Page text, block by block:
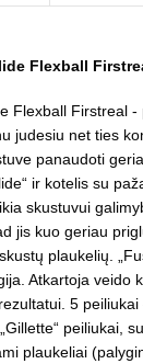
Flexball
Flexball Firstreal
judesiu net ties
panaudoti
ir kotelis su
skustuvui
jis kuo geriau
plaukelių.
Atkartoja veido
5
peiliukai,
plaukeliai